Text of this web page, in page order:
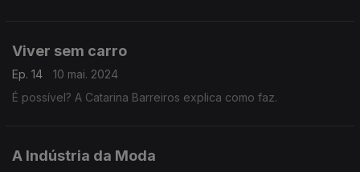
Viver sem carro
Ep. 14
10 mai. 2024
É possível? A Catarina Barreiros explica como faz.
A Indústria da Moda